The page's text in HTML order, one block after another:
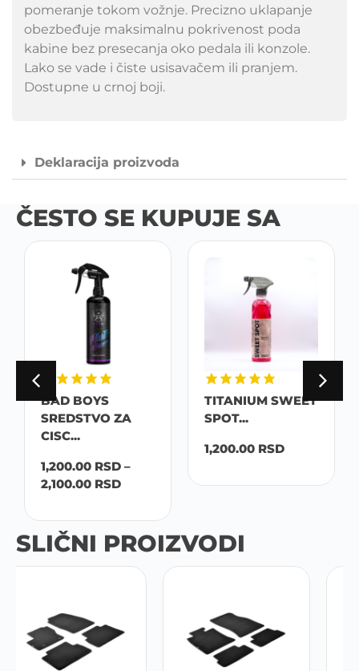
pomeranje tokom vožnje. Precizno uklapanje
obezbeđuje maksimalnu pokrivenost poda
kabine bez presecanja oko pedala ili konzole.
Lako se vade i čiste usisavačem ili pranjem.
Dostupne u crnoj boji.
Deklaracija proizvoda
ČESTO SE KUPUJE SA
BAD BOYS
SREDSTVO ZA
CISC...
1,200.00 RSD –
2,100.00 RSD
TITANIUM SWEET
SPOT...
1,200.00 RSD
SLIČNI PROIZVODI